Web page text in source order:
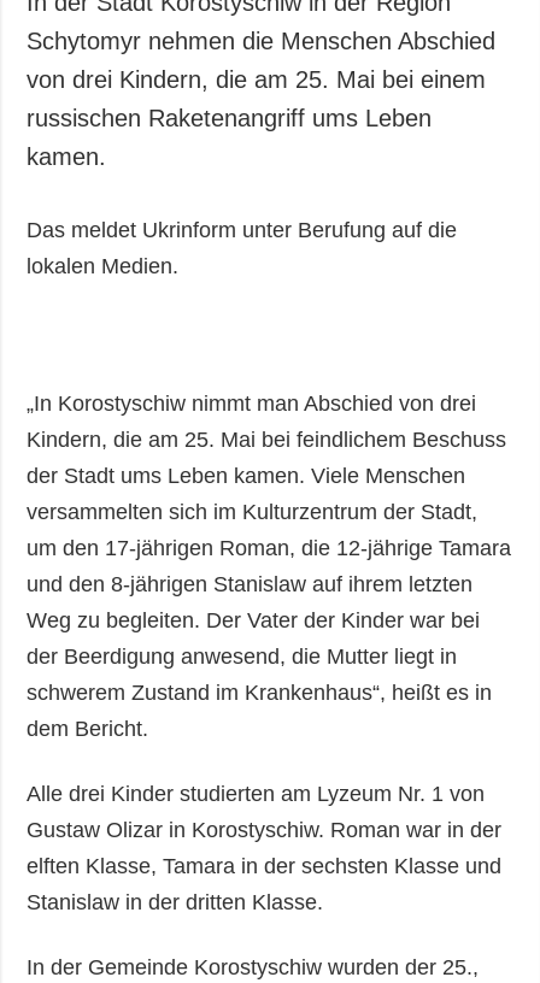
Gesellschaft und
Kultur
Sport
Kriminalität
Notstand und
ZUSÄTZLICH
Veröffentlichungen
LEISTUNGEN
Schytomyr nehmen die Menschen Abschied
von drei Kindern, die am 25. Mai bei einem
russischen Raketenangriff ums Leben
kamen.
Das meldet Ukrinform unter Berufung auf die
lokalen Medien.
„In Korostyschiw nimmt man Abschied von drei
Kindern, die am 25. Mai bei feindlichem Beschuss
der Stadt ums Leben kamen. Viele Menschen
versammelten sich im Kulturzentrum der Stadt,
um den 17-jährigen Roman, die 12-jährige Tamara
und den 8-jährigen Stanislaw auf ihrem letzten
Weg zu begleiten. Der Vater der Kinder war bei
der Beerdigung anwesend, die Mutter liegt in
schwerem Zustand im Krankenhaus“, heißt es in
dem Bericht.
Alle drei Kinder studierten am Lyzeum Nr. 1 von
Gustaw Olizar in Korostyschiw. Roman war in der
elften Klasse, Tamara in der sechsten Klasse und
Stanislaw in der dritten Klasse.
In der Gemeinde Korostyschiw wurden der 25.,